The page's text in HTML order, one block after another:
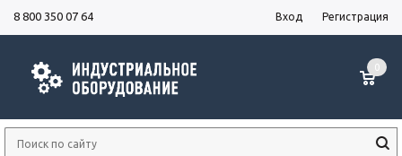
8 800 350 07 64 Вход Регистрация
0